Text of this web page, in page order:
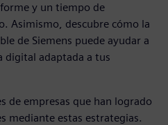
y un tiempo de
Asimismo, descubre cómo la
de Siemens puede ayudar a
digital adaptada a tus
de empresas que han logrado
mediante estas estrategias.